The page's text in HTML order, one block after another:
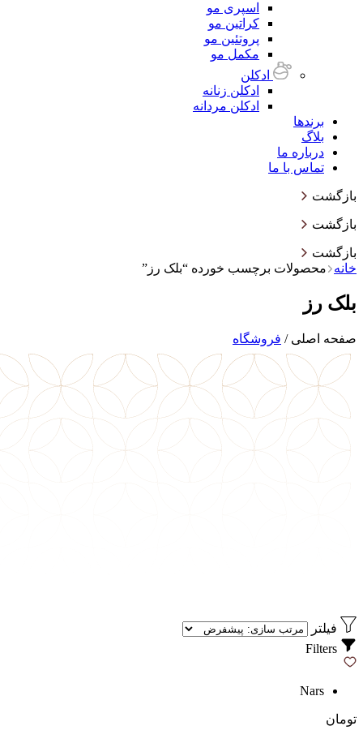
اسپری مو
کراتین مو
پروتئین مو
مکمل مو
ادکلن
ادکلن زنانه
ادکلن مردانه
برندها
بلاگ
درباره ما
تماس با ما
بازگشت
بازگشت
بازگشت
خانه
محصولات برچسب خورده “بلک رز”
بلک رز
صفحه اصلی / فروشگاه
فیلتر
Nars
تومان